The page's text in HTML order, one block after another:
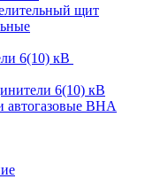
щит
6(10) кВ
6(10) кВ
автогазовые ВНА